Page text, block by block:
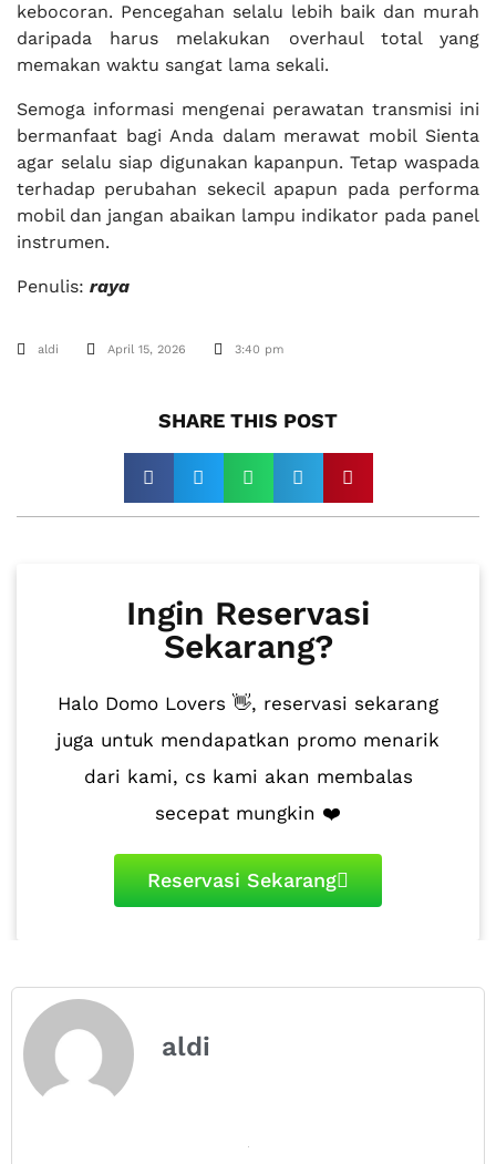
kebocoran. Pencegahan selalu lebih baik dan murah
daripada harus melakukan overhaul total yang
memakan waktu sangat lama sekali.
Semoga informasi mengenai perawatan transmisi ini
bermanfaat bagi Anda dalam merawat mobil Sienta
agar selalu siap digunakan kapanpun. Tetap waspada
terhadap perubahan sekecil apapun pada performa
mobil dan jangan abaikan lampu indikator pada panel
instrumen.
Penulis: raya
aldi April 15, 2026 3:40 pm
SHARE THIS POST​
Ingin Reservasi
Sekarang?
Halo Domo Lovers 👋, reservasi sekarang
juga untuk mendapatkan promo menarik
dari kami, cs kami akan membalas
secepat mungkin ❤️
Reservasi Sekarang
aldi